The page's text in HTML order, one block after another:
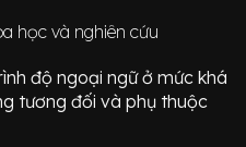
học và nghiên cứu
độ ngoại ngữ ở mứckhá
tương đối và phụ thuộc